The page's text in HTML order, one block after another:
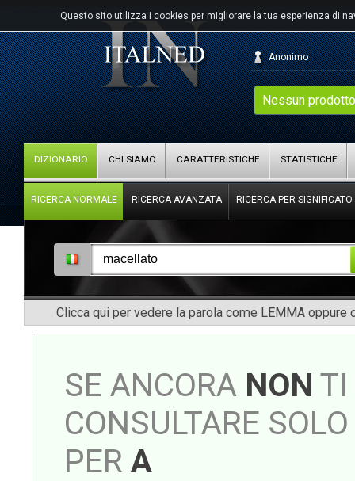
Questo sito utilizza i cookies per migliorare la tua esperienza di
Nessun
Anonimo
DIZIONARIO CHI SIAMO CARATTERISTICHE STATISTICHE
RICERCA NORMALE RICERCA AVANZATA RICERCA PER SIGNIFICATO
Clicca qui per vedere la parola come LEMMA oppure
SE ANCORA NON TI
CONSULTARE
PER A